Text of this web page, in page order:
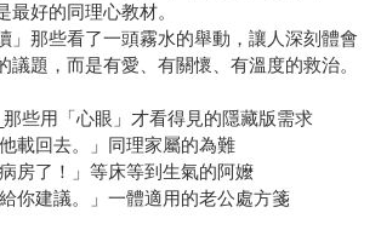
最好的同理心教材。
」那些看了一頭霧水的舉動，讓人深刻體會
議題，而是有愛、有關懷、有溫度的救治。
些用「心眼」才看得見的隱藏版需求
載回去。」同理家屬的為難
房了！」等床等到生氣的阿嬤
你建議。」一體適用的老公處方箋